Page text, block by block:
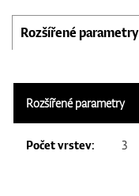
Rozšířené parametry
Rozšířené parametry
Počet vrstev: 3